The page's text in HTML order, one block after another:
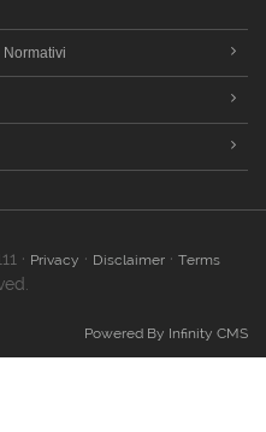
· Privacy · Disclaimer · Terms
Powered By Infinity CMS